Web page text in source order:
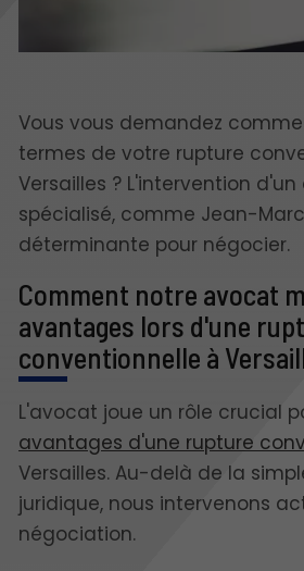
Vous vous demandez
termes de votre rupture
Versailles ? L'intervention
spécialisé, comme Jean-
déterminante pour négocier.
Comment notre avocat
avantages lors d'une
conventionnelle à
L'avocat joue un rôle crucial
avantages d'une rupture
Versailles. Au-delà de la
juridique, nous intervenons
négociation.